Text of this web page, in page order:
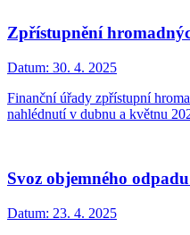
Zpřístupnění
Datum: 30. 4. 2025
Finanční úřady zpřístupní
nahlédnutí v dubnu a květnu
Svoz objemného
Datum: 23. 4. 2025